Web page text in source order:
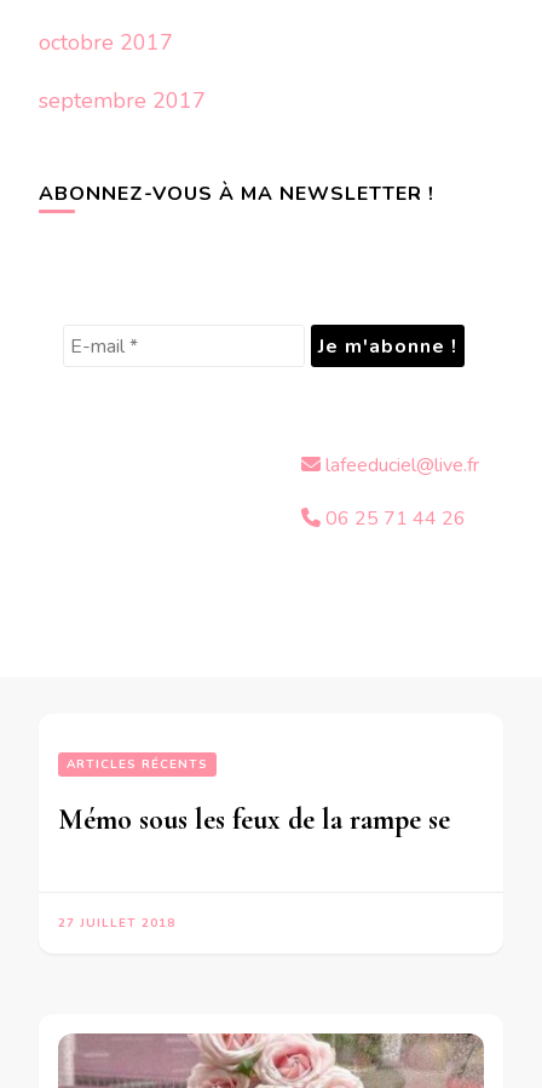
octobre 2017
septembre 2017
ABONNEZ-VOUS À MA NEWSLETTER !
lafeeduciel@live.fr
06 25 71 44 26
ARTICLES RÉCENTS
27 JUILLET 2018